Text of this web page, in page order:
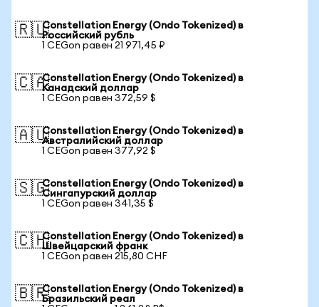
🇷🇺Constellation Energy (Ondo Tokenized) в
Российский рубль
1 CEGon равен 21 971,45 ₽
🇨🇦Constellation Energy (Ondo Tokenized) в
Канадский доллар
1 CEGon равен 372,59 $
🇦🇺Constellation Energy (Ondo Tokenized) в
Австралийский доллар
1 CEGon равен 377,92 $
🇸🇬Constellation Energy (Ondo Tokenized) в
Сингапурский доллар
1 CEGon равен 341,35 $
🇨🇭Constellation Energy (Ondo Tokenized) в
Швейцарский франк
1 CEGon равен 215,80 CHF
🇧🇷Constellation Energy (Ondo Tokenized) в
Бразильский реал